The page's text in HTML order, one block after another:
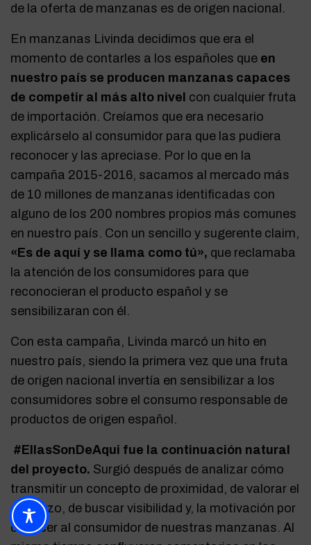
de la oferta de manzanas es de origen nacional.
En manzanas Livinda decidimos que era el
momento de contarles a los españoles que en
nuestro país se producen manzanas capaces
de competir al más alto nivel con cualquier fruta
de importación. Creíamos que era necesario
explicárselo al consumidor para que las pudiera
reconocer y las apreciase. Por lo que en la
campaña 2015-2016, sacamos al mercado más
de 10 millones de manzanas identificadas con
alguno de los 200 nombres propios más comunes
en nuestro país. Con un sencillo y sugerente claim,
«Es de aquí y se llama como tú», que reclamaba
la atención de los consumidores para que
reconocieran el producto español y se
sensibilizaran con él.
Con esta campaña, Livinda marcó un hito en
nuestro país, siendo la primera vez que una fruta
de origen nacional invertía en sensibilizar a los
consumidores sobre el consumo responsable de
productos de origen español.
#EllasSonDeAqui fue la continuación natural
del proyecto. Surgió después de analizar cómo
transmitir un concepto de proximidad, de valorar el
esfuerzo, de buscar visibilidad y, la motivación por
conocer al consumidor de nuestras manzanas. Al